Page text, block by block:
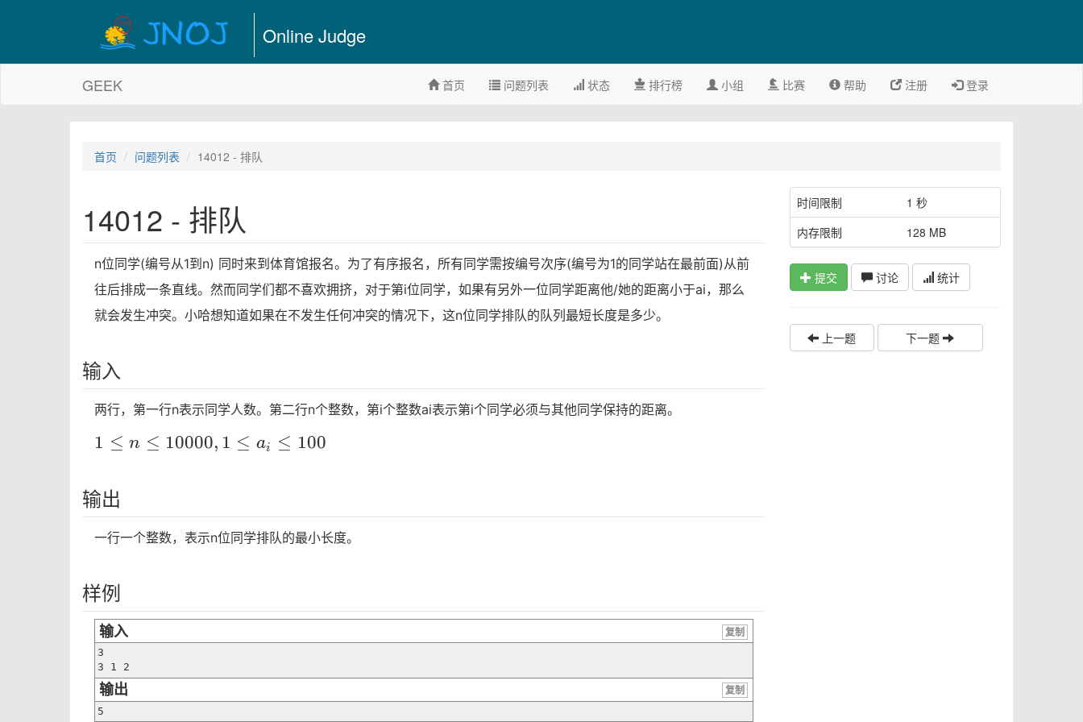
Online Judge
GEEK 首页 问题列表 状态 排行榜 小组 比赛 帮助 注册 登录
首页 问题列表 14012 - 排队
14012 - 排队
n位同学(编号从1到n) 同时来到体育馆报名。为了有序报名，所有同学需按编号次序(编号为1的同学站在最前面)从前
往后排成一条直线。然而同学们都不喜欢拥挤，对于第i位同学，如果有另外一位同学距离他/她的距离小于ai，那么
就会发生冲突。小哈想知道如果在不发生任何冲突的情况下，这n位同学排队的队列最短长度是多少。
输入
两行，第一行n表示同学人数。第二行n个整数，第i个整数ai表示第i个同学必须与其他同学保持的距离。
1 \le
10000
, 1 \le
a_i
1 ≤ n ≤ 10000, 1 ≤ ai ≤ 100
输出
一行一个整数，表示n位同学排队的最小长度。
样例
输入
复制
3
3 1 2
输出
复制
5
时间限制
1 秒
内存限制
128 MB
提交 讨论 统计
上一题 下一题